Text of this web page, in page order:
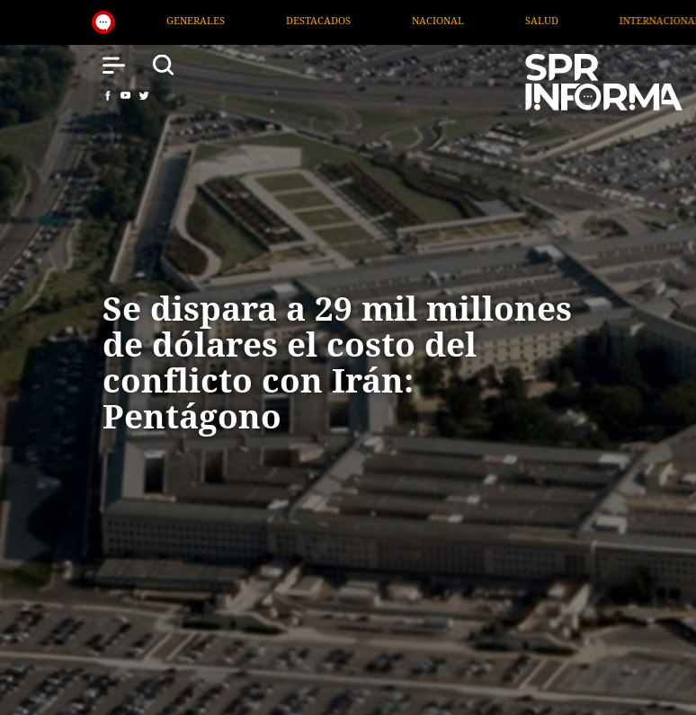
NACIONAL INTERNACIONAL TV MIGRANTE INFORMA OPINIÓN
Se dispara a 29 mil millones
de dólares el costo del
conflicto con Irán:
Pentágono